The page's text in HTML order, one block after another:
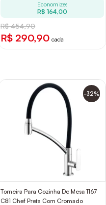
Economize:
R$ 164,00
R$ 454,90
R$ 290,90 cada
-32%
Torneira Para Cozinha De Mesa 1167
C81 Chef Preta Com Cromado